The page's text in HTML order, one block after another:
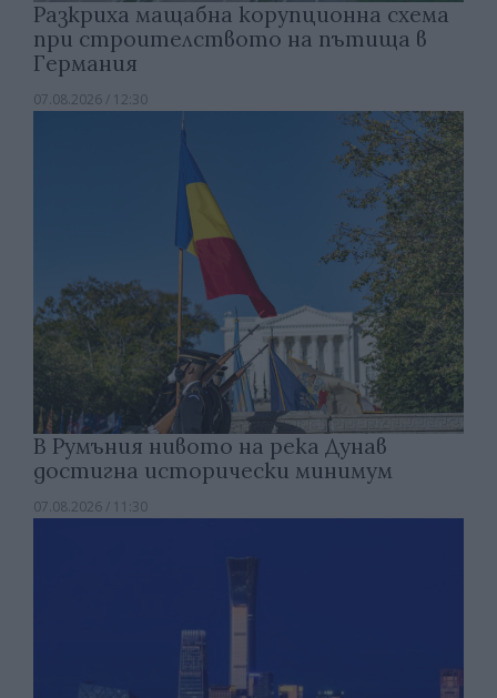
Разкриха мащабна корупционна схема
при строителството на пътища в
Германия
07.08.2026 / 12:30
В Румъния нивото на река Дунав
достигна исторически минимум
07.08.2026 / 11:30